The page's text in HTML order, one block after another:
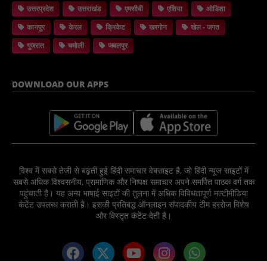
उत्तरप्रदेश उत्तराखंड एमसीबी एशिया
ओडिशा
कानपुर
केरल क्रिकेट खरगोन
खेल - जगत
गुजरात
चमोली जबलपुर
DOWNLOAD OUR APPS
विश्व में सबसे तेजी से बढ़ती हुई हिंदी समाचार वेबसाइट है, जो हिंदी न्यूज साइटों में
सबसे अधिक विश्वसनीय, प्रामाणिक और निष्पक्ष समाचार अपने समर्पित पाठक वर्ग तक
पहुंचाती है। यह अन्य भाषाई साइटों की तुलना में अधिक विविधतापूर्ण मल्टीमीडिया
कंटेंट उपलब्ध कराती है। इसकी प्रतिबद्ध ऑनलाइन संपादकीय टीम हररोज विशेष
और विस्तृत कंटेंट देती है।